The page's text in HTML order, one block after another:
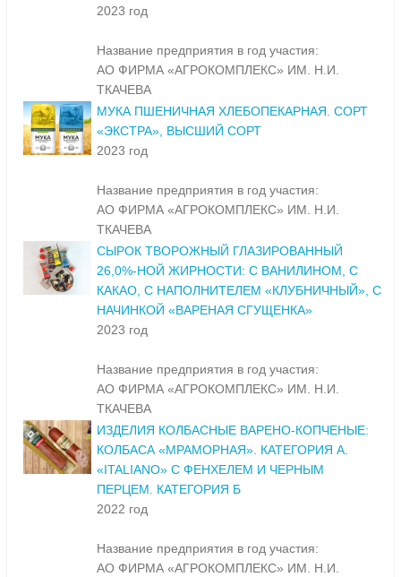
2023 год
Название предприятия в год участия:
АО ФИРМА «АГРОКОМПЛЕКС» ИМ. Н.И.
ТКАЧЕВА
МУКА ПШЕНИЧНАЯ ХЛЕБОПЕКАРНАЯ. СОРТ
«ЭКСТРА», ВЫСШИЙ СОРТ
2023 год
Название предприятия в год участия:
АО ФИРМА «АГРОКОМПЛЕКС» ИМ. Н.И.
ТКАЧЕВА
СЫРОК ТВОРОЖНЫЙ ГЛАЗИРОВАННЫЙ
26,0%-НОЙ ЖИРНОСТИ: С ВАНИЛИНОМ, С
КАКАО, С НАПОЛНИТЕЛЕМ «КЛУБНИЧНЫЙ», С
НАЧИНКОЙ «ВАРЕНАЯ СГУЩЕНКА»
2023 год
Название предприятия в год участия:
АО ФИРМА «АГРОКОМПЛЕКС» ИМ. Н.И.
ТКАЧЕВА
ИЗДЕЛИЯ КОЛБАСНЫЕ ВАРЕНО-КОПЧЕНЫЕ:
КОЛБАСА «МРАМОРНАЯ». КАТЕГОРИЯ А.
«ITALIANO» С ФЕНХЕЛЕМ И ЧЕРНЫМ
ПЕРЦЕМ. КАТЕГОРИЯ Б
2022 год
Название предприятия в год участия:
АО ФИРМА «АГРОКОМПЛЕКС» ИМ. Н.И.